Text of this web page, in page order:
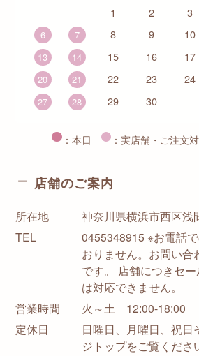
1
2 3
6 7 8 9 10
13 14 15 16 17
20 21 22 23 24
27 28 29 30
：本日 ：実店舗・ご注文
店舗のご案内
所在地
神奈川県横浜市西区浅
TEL
0455348915 ※お電話
おりません。お問い合
です。 店舗につきセ
は対応できません。
営業時間
火～土 12:00-18:00
定休日
日曜日、月曜日、祝日
ジトップをご覧くださ